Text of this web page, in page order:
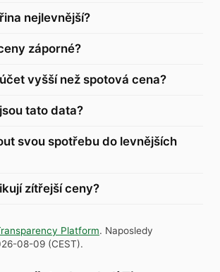
nejlevnější?
záporné?
vyšší než spotová cena?
tato data?
svou spotřebu do levnějších
zítřejší ceny?
Platform. Naposledy
08-09 (CEST).